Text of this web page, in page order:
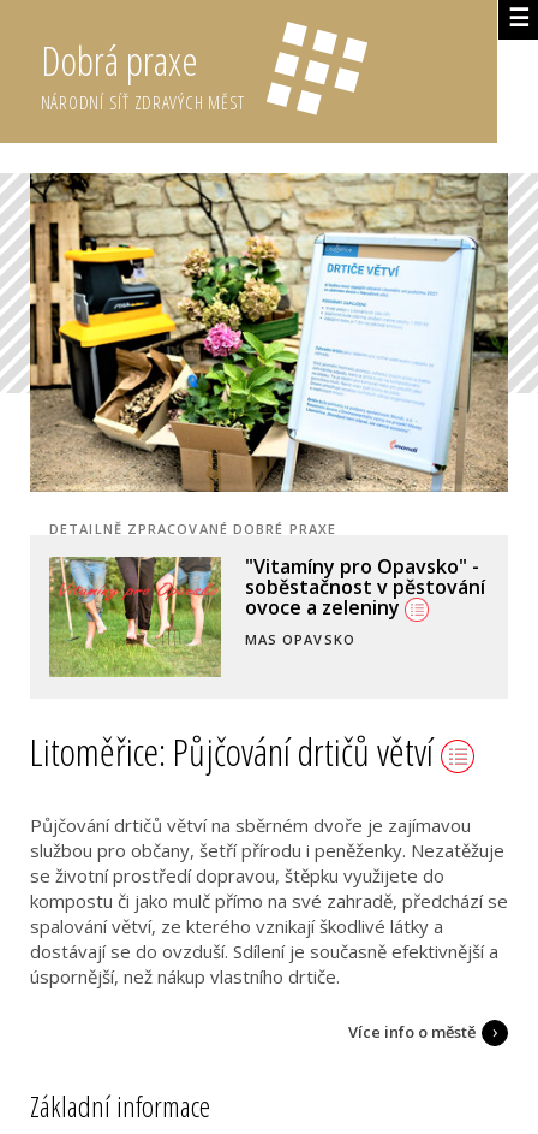
☰
Dobrá praxe
NÁRODNÍ SÍŤ ZDRAVÝCH MĚST
DETAILNĚ ZPRACOVANÉ DOBRÉ PRAXE
Interaktivní průvodce
"Chci stavět"
ROŽNOV P.R.
Litoměřice: Půjčování drtičů větví
Půjčování drtičů větví na sběrném dvoře je zajímavou
službou pro občany, šetří přírodu i peněženky. Nezatěžuje
se životní prostředí dopravou, štěpku využijete do
kompostu či jako mulč přímo na své zahradě, předchází se
spalování větví, ze kterého vznikají škodlivé látky a
dostávají se do ovzduší. Sdílení je současně efektivnější a
úspornější, než nákup vlastního drtiče.
Více info o městě
Základní informace